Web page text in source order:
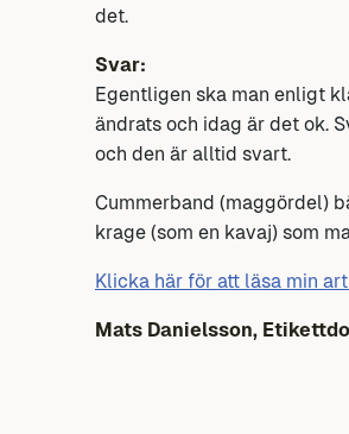
det.
Svar:
Egentligen ska man enligt
ändrats och idag är det ok.
och den är alltid svart.
Cummerband (maggördel)
krage (som en kavaj) som
Klicka här för att läsa min
Mats Danielsson,